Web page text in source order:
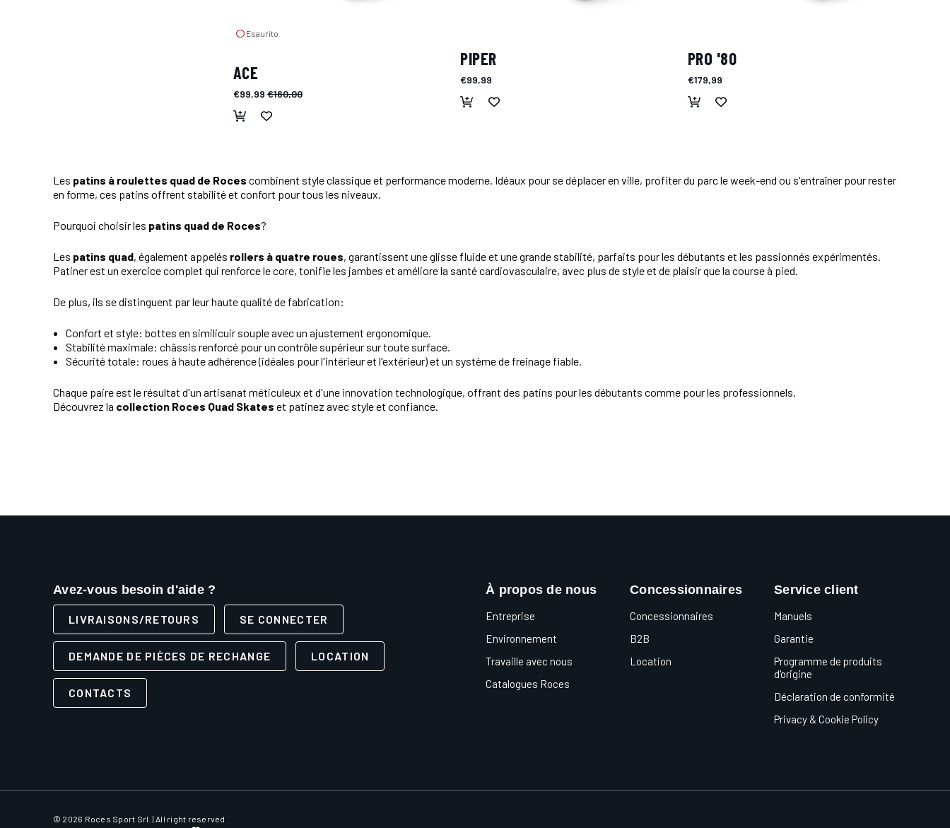
Esaurito
ACE
€99,99 €160,00
PIPER
€99,99
PRO '80
€179,99
Les patins à roulettes quad de Roces combinent style classique et performance moderne. Idéaux pour se déplacer en ville, profiter du parc le week-end ou s'entraîner pour rester
en forme, ces patins offrent stabilité et confort pour tous les niveaux.
Pourquoi choisir les patins quad de Roces?
Les patins quad, également appelés rollers à quatre roues, garantissent une glisse fluide et une grande stabilité, parfaits pour les débutants et les passionnés expérimentés.
Patiner est un exercice complet qui renforce le core, tonifie les jambes et améliore la santé cardiovasculaire, avec plus de style et de plaisir que la course à pied.
De plus, ils se distinguent par leur haute qualité de fabrication:
Confort et style: bottes en similicuir souple avec un ajustement ergonomique.
Stabilité maximale: châssis renforcé pour un contrôle supérieur sur toute surface.
Sécurité totale: roues à haute adhérence (idéales pour l'intérieur et l'extérieur) et un système de freinage fiable.
Chaque paire est le résultat d'un artisanat méticuleux et d'une innovation technologique, offrant des patins pour les débutants comme pour les professionnels.
Découvrez la collection Roces Quad Skates et patinez avec style et confiance.
Avez-vous besoin d'aide ?
LIVRAISONS/RETOURS SE CONNECTER
DEMANDE DE PIÈCES DE RECHANGE LOCATION
CONTACTS
À propos de nous
Entreprise
Environnement
Travaille avec nous
Catalogues Roces
Concessionnaires
Concessionnaires
B2B
Location
Service client
Manuels
Garantie
Programme de produits
d'origine
Déclaration de conformité
Privacy & Cookie Policy
© 2026 Roces Sport Srl. | All right reserved